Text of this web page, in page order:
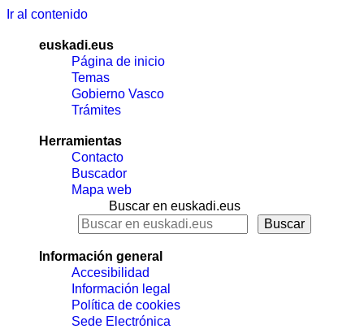
Ir al contenido
euskadi.eus
Página de inicio
Temas
Gobierno Vasco
Trámites
Herramientas
Contacto
Buscador
Mapa web
Buscar en euskadi.eus
Información general
Accesibilidad
Información legal
Política de cookies
Sede Electrónica